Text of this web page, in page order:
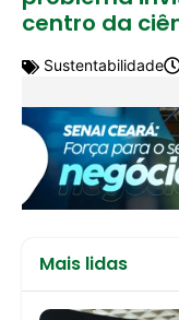
centro da
Sustentabilidade
Mais lidas